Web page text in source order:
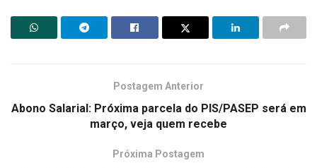
Postagem Anterior
Abono Salarial: Próxima parcela do PIS/PASEP será em
março, veja quem recebe
Próxima Postagem